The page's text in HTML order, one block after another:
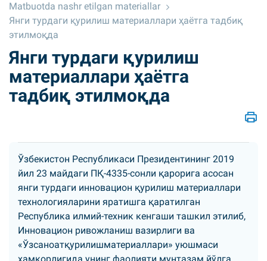
Matbuotda nashr etilgan materiallar
Янги турдаги қурилиш материаллари ҳаётга тадбиқ
этилмоқда
Янги турдаги қурилиш
материаллари ҳаётга
тадбиқ этилмоқда
Ўзбекистон Республикаси Президентининг 2019
йил 23 майдаги ПҚ-4335-сонли қарорига асосан
янги турдаги инновацион қурилиш материаллари
технологияларини яратишга қаратилган
Республика илмий-техник кенгаши ташкил этилиб,
Инновацион ривожланиш вазирлиги ва
«Ўзсаноатқурилишматериаллари» уюшмаси